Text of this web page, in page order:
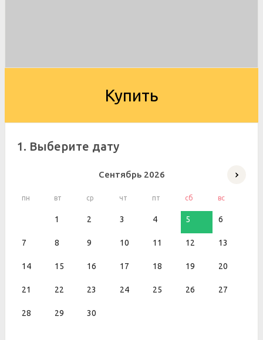
Купить
1. Выберите дату
Сентябрь 2026
пн вт ср чт пт сб вс
1 2 3 4 5 6
7 8 9 10 11 12 13
14 15 16 17 18 19 20
21 22 23 24 25 26 27
28 29 30